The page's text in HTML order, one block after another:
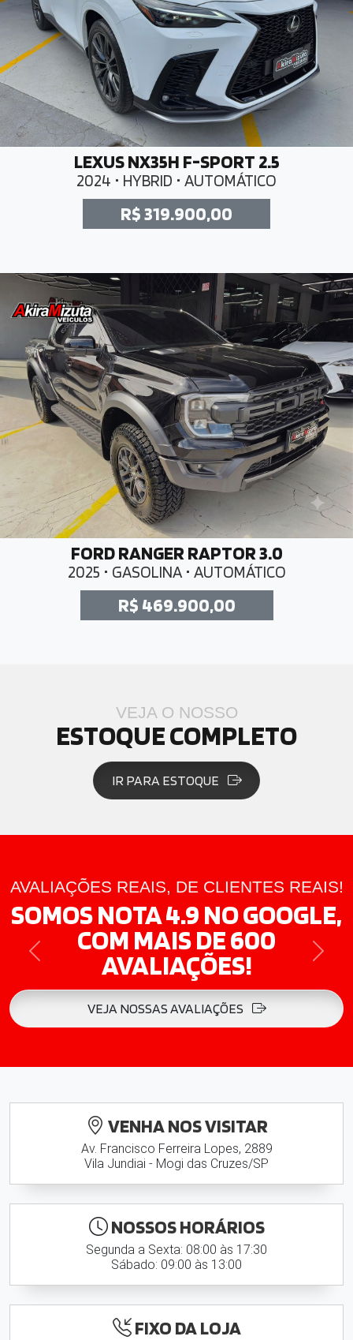
LEXUS NX35H F-SPORT 2.5
2024 • HYBRID • AUTOMÁTICO
R$ 319.900,00
FORD RANGER RAPTOR 3.0
2025 • GASOLINA • AUTOMÁTICO
R$ 469.900,00
VEJA O NOSSO
ESTOQUE COMPLETO
IR PARA ESTOQUE
AVALIAÇÕES REAIS, DE CLIENTES REAIS!
SOMOS NOTA 4.9 NO GOOGLE,
COM MAIS DE 600
AVALIAÇÕES!
VEJA NOSSAS AVALIAÇÕES
PREVIOUS NEXT
VENHA NOS VISITAR
Av. Francisco Ferreira Lopes, 2889
Vila Jundiai - Mogi das Cruzes/SP
NOSSOS HORÁRIOS
Segunda a Sexta: 08:00 às 17:30
Sábado: 09:00 às 13:00
FIXO DA LOJA